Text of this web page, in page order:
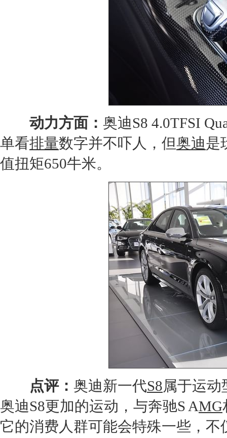
动力方面： 奥迪S8 4.0TFSI
单看排量数字并不吓人，但奥迪是
值扭矩650牛米。
点评： 奥迪新一代S8属于运
奥迪S8更加的运动，与奔驰S AMG
它的消费人群可能会特殊一些，